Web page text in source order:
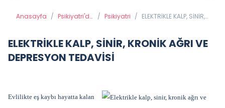
Anasayfa / Psikiyatri'de
/ Psikiyatri / ELEKTRİKLE KALP, SİNİR,
ELEKTRİKLE KALP, SİNİR, KRONİK AĞRI VE
DEPRESYON TEDAVİSİ
Evlilikte eş kaybı hayatta kalan